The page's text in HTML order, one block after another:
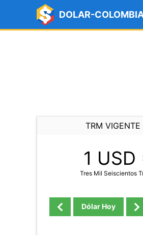
DOLAR-
TRM
1 USD
Tres Mil Seiscientos
Dólar Hoy